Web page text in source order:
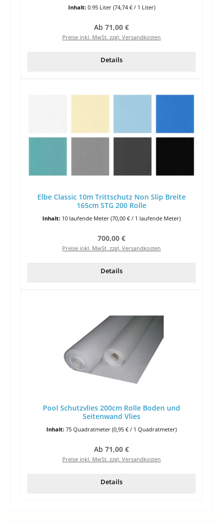
Inhalt: 0.95 Liter (74,74 € / 1 Liter)
Regulärer Preis:
Ab 71,00 €
Preise inkl. MwSt. zzgl. Versandkosten
Details
Elbe Classic 10m Trittschutz Non Slip Breite
165cm STG 200 Rolle
Inhalt: 10 laufende Meter (70,00 € / 1 laufende Meter)
Regulärer Preis:
700,00 €
Preise inkl. MwSt. zzgl. Versandkosten
Details
Pool Schutzvlies 200cm Rolle Boden und
Seitenwand Vlies
Inhalt: 75 Quadratmeter (0,95 € / 1 Quadratmeter)
Regulärer Preis:
Ab 71,00 €
Preise inkl. MwSt. zzgl. Versandkosten
Details